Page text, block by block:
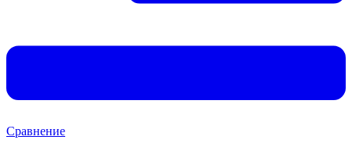
Сравнение